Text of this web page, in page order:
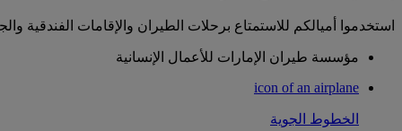
استخدموا أميالكم للاستمتاع برحلات الطيران والإقامات الفندقية
مؤسسة طيران الإمارات للأعمال الإنسانية
icon of an airplane
الخطوط الجوية